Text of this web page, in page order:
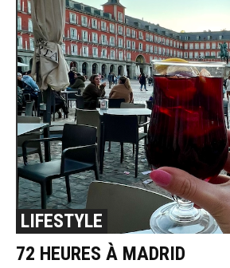
LIFESTYLE
72 HEURES À MADRID